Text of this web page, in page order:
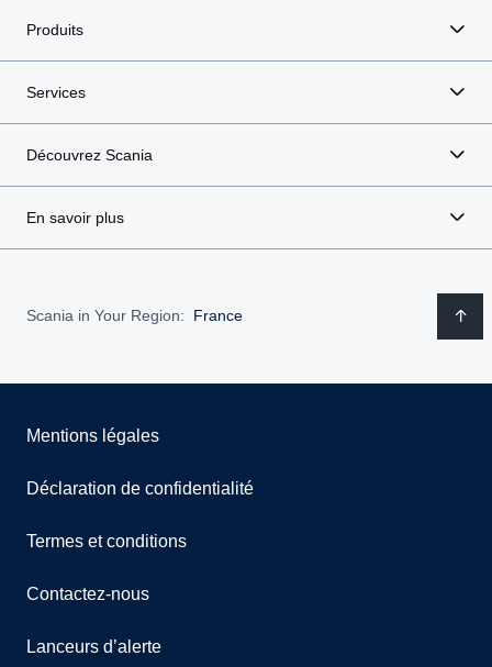
Produits
Services
Découvrez Scania
En savoir plus
Scania in Your Region: France
Mentions légales
Déclaration de confidentialité
Termes et conditions
Contactez-nous
Lanceurs d’alerte